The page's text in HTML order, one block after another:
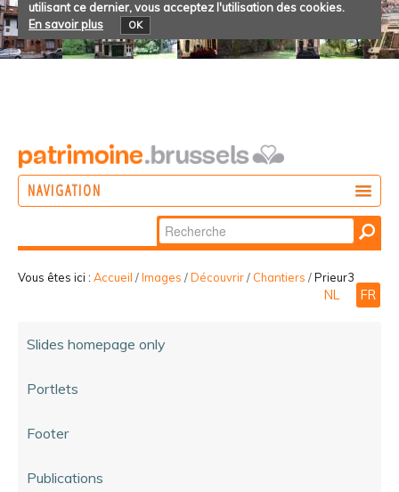
utilisant ce dernier, vous acceptez l'utilisation des cookies.
En savoir plus
OK
NAVIGATION
Chercher par
Recherche
avancée…
Vous êtes ici : Accueil /Images /Découvrir/ Chantiers /Prieur3
NL FR
Slides homepage only
Portlets
Footer
Publications